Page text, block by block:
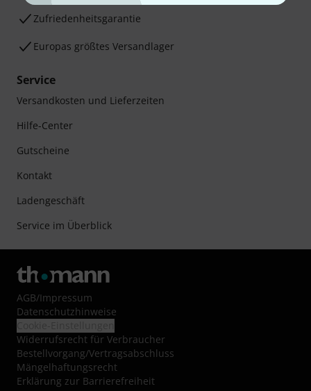
Zufriedenheitsgarantie
Europas größtes Versandlager
Service
Versandkosten und Lieferzeiten
Hilfe-Center
Gutscheine
Kontakt
Ladengeschäft
Service im Überblick
AGB/Impressum
Datenschutzhinweise
Widerrufsrecht für Verbraucher
Bestellvorgang/Vertragsabschluss
Mängelhaftungsrecht
Erklärung zur Barrierefreiheit